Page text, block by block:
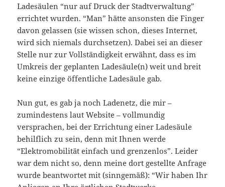
Ladesäulen “nur auf Druck der Stadtverwaltung”
errichtet wurden. “Man” hätte ansonsten die Finger
davon gelassen (sie wissen schon, dieses Internet,
wird sich niemals durchsetzen). Dabei sei an dieser
Stelle nur zur Vollständigkeit erwähnt, dass es im
Umkreis der geplanten Ladesäule(n) weit und breit
keine einzige öffentliche Ladesäule gab.
Nun gut, es gab ja noch Ladenetz, die mir –
zumindestens laut Website – vollmundig
versprachen, bei der Errichtung einer Ladesäule
behilflich zu sein, denn mit Ihnen werde
“Elektromobilität einfach und grenzenlos”. Leider
war dem nicht so, denn meine dort gestellte Anfrage
wurde beantwortet mit (sinngemäß): “Wir haben Ihr